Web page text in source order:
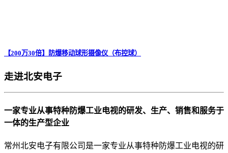
【200万30倍】防爆移动球形摄像仪（布控球）
走进北安电子
一家专业从事特种防爆工业电视的研发、生产、销售和服务于
一体的生产型企业
常州北安电子有限公司是一家专业从事特种防爆工业电视的研